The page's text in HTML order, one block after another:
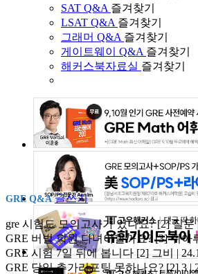
SAT Q&A 즐겨찾기
LSAT Q&A 즐겨찾기
그래머 Q&A 즐겨찾기
게이트웨이 Q&A 즐겨찾기
해커스북자료실 즐겨찾기
GRE Q&A 글쓰기
gre 시험도 모의고사가 있나요?[2] 질문
GRE 버벌 학원 다녀야할까요?[3] 쥐아
GRE 시험 7일 뒤에 봅니다[2] 그비 |
GRE 당일 추가리포팅 못하나요?[2] 3 |